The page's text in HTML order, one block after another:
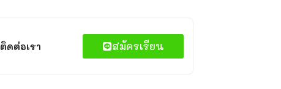
ติดต่อเรา สมัครเรียน